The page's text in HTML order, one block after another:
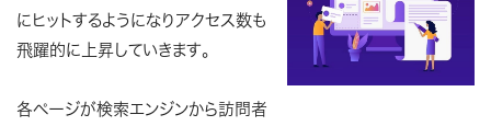
にヒットするようになりアクセス数も
飛躍的に上昇していきます。
各ページが検索エンジンから訪問者